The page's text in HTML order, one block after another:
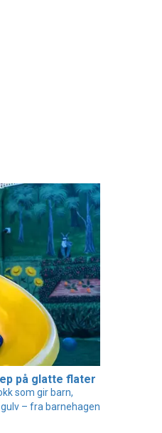
på glatte flater
som gir barn,
– fra barnehagen